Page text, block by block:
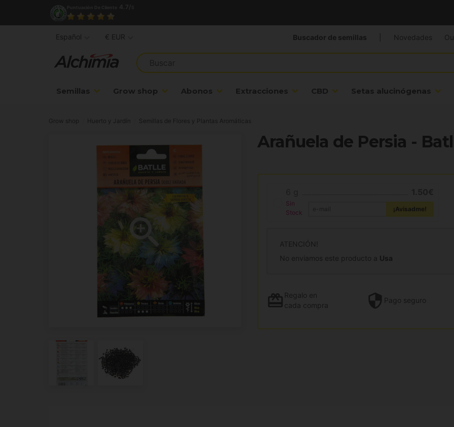
Semillas Grow shop Abonos Extracciones CBD Setas alucinógenas
Buscador de semillas Novedades
Español € EUR
Grow shop Huerto y Jardín Semillas de Flores y Plantas Aromáticas
Arañuela de Persia -
Sin
Stock
¡Avisadme!
ATENCIÓN!
No enviamos este producto a Usa
Regalo en
cada compra
Pago seguro